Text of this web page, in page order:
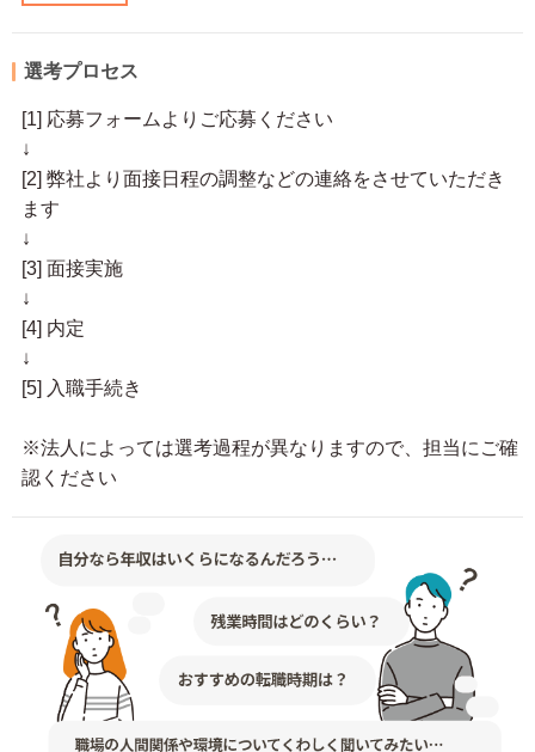
選考プロセス
[1] 応募フォームよりご応募ください
↓
[2] 弊社より面接日程の調整などの連絡をさせていただき
ます
↓
[3] 面接実施
↓
[4] 内定
↓
[5] 入職手続き
※法人によっては選考過程が異なりますので、担当にご確
認ください